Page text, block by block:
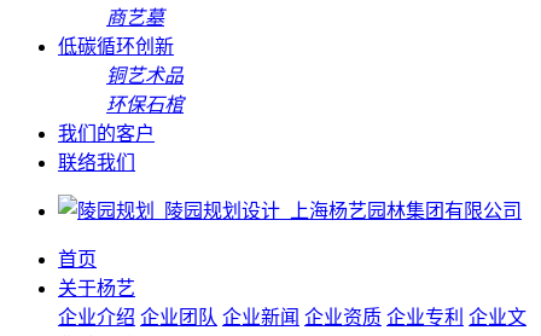
商艺墓
低碳循环创新
铜艺术品
环保石棺
我们的客户
联络我们
首页
关于杨艺
企业介绍 企业团队 企业新闻 企业资质 企业专利 企业文